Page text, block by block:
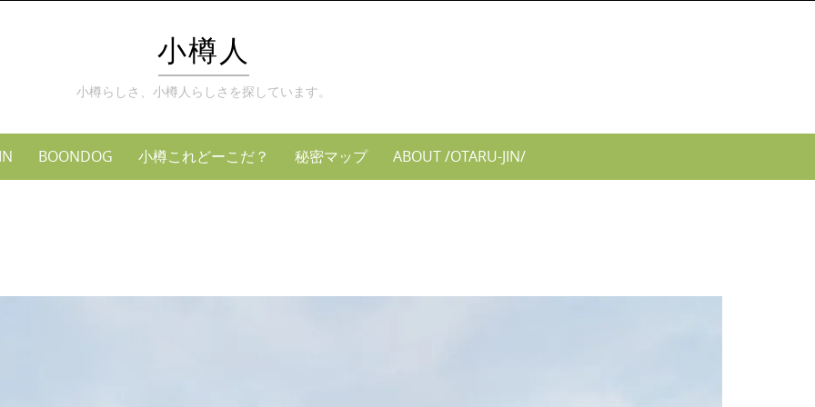
to
content
小樽人
小樽らしさ、小樽人らしさを探しています。
BOONDOG 小樽これどーこだ？ 秘密マップ ABOUT /OTARU-JIN/